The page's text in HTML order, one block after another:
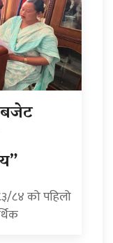
८४ को पहिलो